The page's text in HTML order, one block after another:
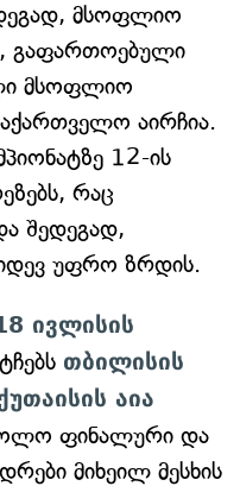
მსოფლიო
გაფართოებული
მსოფლიო
აირჩია.
12-ის
რაც
შედეგად,
უფრო ზრდის.
ივლისის
თბილისის
აია
ფინალური და
მიხეილ მესხის